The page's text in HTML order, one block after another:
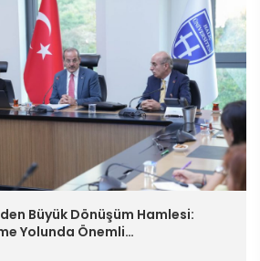
Büyük Dönüşüm Hamlesi:
Yolunda Önemli…